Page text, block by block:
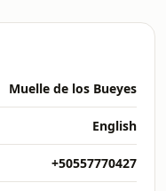
Muelle de los Bueyes
English
+50557770427